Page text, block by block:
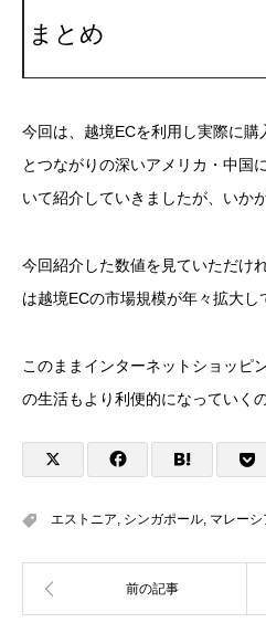
まとめ
今回は、越境ECを利用し実際に
とつながりの深いアメリカ・中国
いて紹介していきましたが、いか
今回紹介した数値を見ていただけ
は越境ECの市場規模が年々拡大し
このままインターネットショッピ
の生活もより利便的になっていく
エストニア, シンガポール, マレーシ